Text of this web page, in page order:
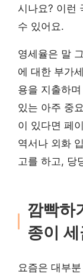
시나요? 이런
수 있어요.
영세율은 말
에 대한 부가
용을 지출하
있는 아주 중
이 있다면 페
역서나 외화
고를 하고, 당
깜빡하
종이
요즘은 대부